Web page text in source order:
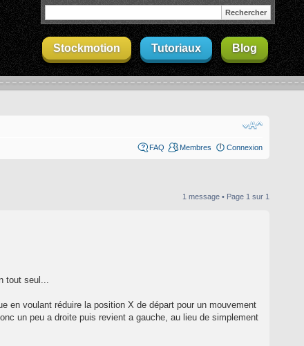
Stockmotion Tutoriaux Blog
FAQ Membres Connexion
1 message • Page 1 sur 1
tout seul...
en voulant réduire la position X de départ pour un mouvement
un peu a droite puis revient a gauche, au lieu de simplement